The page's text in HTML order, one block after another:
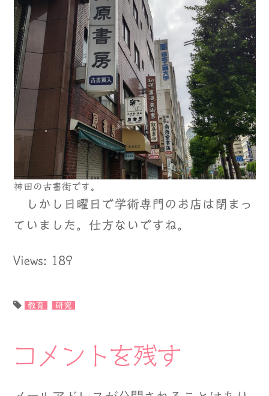
神田の古書街です。
しかし日曜日で学術専門のお店は閉まっ
ていました。仕方ないですね。
Views: 189
教育 研究
コメントを残す